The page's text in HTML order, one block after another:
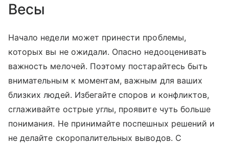
Весы
Начало недели может принести проблемы,
которых вы не ожидали. Опасно недооценивать
важность мелочей. Поэтому постарайтесь быть
внимательным к моментам, важным для ваших
близких людей. Избегайте споров и конфликтов,
сглаживайте острые углы, проявите чуть больше
понимания. Не принимайте поспешных решений и
не делайте скоропалительных выводов. С